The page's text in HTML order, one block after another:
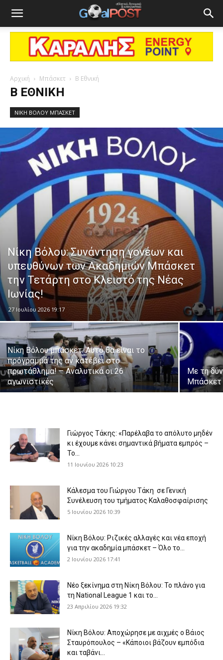
Αρχική Μπάσκετ Β Εθνική
Β ΕΘΝΙΚΉ
ΝΙΚΗ ΒΟΛΟΥ ΜΠΑΣΚΕΤ
Νίκη Βόλου: Συνάντηση γονέων και
υπευθύνων των Ακαδημιών Μπάσκετ
την Τετάρτη στο Κλειστό της Νέας
Ιωνίας!
27 Ιουλίου 2026 19:17
Νίκη Βόλου μπάσκετ: Αυτό θα είναι το
πρόγραμμά της αν κατέβει στο
πρωτάθλημα! – Αναλυτικά οι 26
αγωνιστικές
Με τη
Μπάσκετ
Γιώργος Τάκης: «Παρέλαβα το απόλυτο μηδέν
κι έχουμε κάνει σημαντικά βήματα εμπρός –
Το...
11 Ιουνίου 2026 10:23
Κάλεσμα του Γιώργου Τάκη σε Γενική
Συνέλευση του τμήματος Καλαθοσφαίρισης
5 Ιουνίου 2026 10:39
Νίκη Βόλου: Ριζικές αλλαγές και νέα εποχή
για την ακαδημία μπάσκετ – Όλο το...
2 Ιουνίου 2026 17:41
Νέο ξεκίνημα στη Νίκη Βόλου: Το πλάνο για
τη National League 1 και το...
23 Απριλίου 2026 19:32
Νίκη Βόλου: Αποχώρησε με αιχμές ο Βάιος
Σταυρόπουλος – «Κάποιοι βάζουν εμπόδια
και ταβάνι...